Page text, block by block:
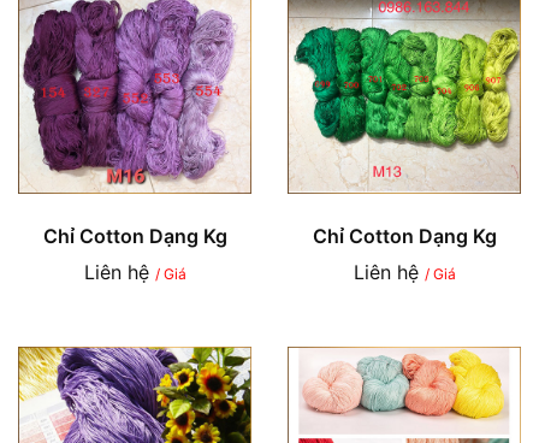
Chỉ Cotton Dạng Kg
Liên hệ / Giá
Chỉ Cotton Dạng Kg
Liên hệ / Giá